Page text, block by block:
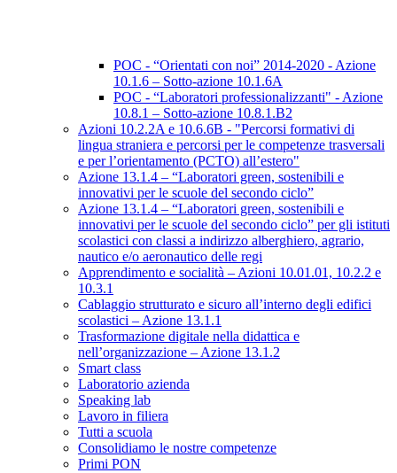
POC - “Orientati con noi” 2014-2020 - Azione
10.1.6 – Sotto-azione 10.1.6A
POC - “Laboratori professionalizzanti" - Azione
10.8.1 – Sotto-azione 10.8.1.B2
Azioni 10.2.2A e 10.6.6B - "Percorsi formativi di
lingua straniera e percorsi per le competenze trasversali
e per l’orientamento (PCTO) all’estero"
Azione 13.1.4 – “Laboratori green, sostenibili e
innovativi per le scuole del secondo ciclo”
Azione 13.1.4 – “Laboratori green, sostenibili e
innovativi per le scuole del secondo ciclo” per gli istituti
scolastici con classi a indirizzo alberghiero, agrario,
nautico e/o aeronautico delle regi
Apprendimento e socialità – Azioni 10.01.01, 10.2.2 e
10.3.1
Cablaggio strutturato e sicuro all’interno degli edifici
scolastici – Azione 13.1.1
Trasformazione digitale nella didattica e
nell’organizzazione – Azione 13.1.2
Smart class
Laboratorio azienda
Speaking lab
Lavoro in filiera
Tutti a scuola
Consolidiamo le nostre competenze
Primi PON